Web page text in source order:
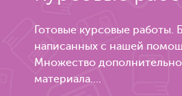
Готовые курсовые работы.
написанных с нашей
Множество
материала....